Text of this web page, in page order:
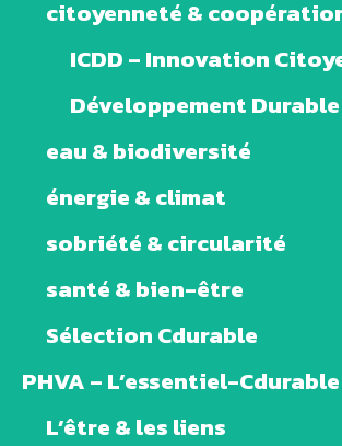
citoyenneté &
ICDD – Innovation
Développement Durable
eau & biodiversité
énergie & climat
sobriété & circularité
santé & bien-être
Sélection Cdurable
PHVA – L’essentiel-Cdurable
L’être & les liens